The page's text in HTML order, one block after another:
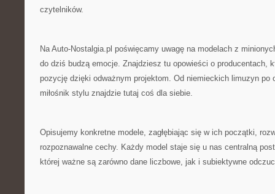
czytelników.
Na Auto-Nostalgia.pl poświęcamy uwagę na modelach z
do dziś budzą emocje. Znajdziesz tu opowieści o producentach,
pozycję dzięki odważnym projektom. Od niemieckich limuzyn po
miłośnik stylu znajdzie tutaj coś dla siebie.
Opisujemy konkretne modele, zagłębiając się w ich początki,
rozpoznawalne cechy. Każdy model staje się u nas centralną
której ważne są zarówno dane liczbowe, jak i subiektywne